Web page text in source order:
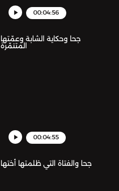
00:04:56
جحا وحكاية الشابة وعمّتها
المتنمّرة
00:04:55
جحا والفتاة التي ظلمتها أختها